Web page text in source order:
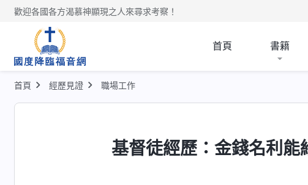
歡迎各國各方渴慕神顯現之人來尋求考察！
首頁 書籍
首頁 經歷見證 職場工作
基督徒經歷：金錢名利能